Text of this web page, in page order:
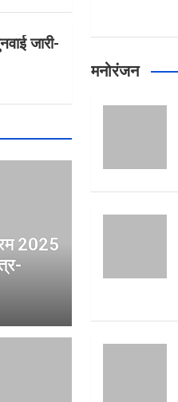
जारी-
2025
मनोरंजन